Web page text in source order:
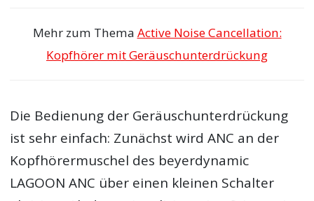
Mehr zum Thema Active Noise Cancellation:
Kopfhörer mit Geräuschunterdrückung
Die Bedienung der Geräuschunterdrückung
ist sehr einfach: Zunächst wird ANC an der
Kopfhörermuschel des beyerdynamic
LAGOON ANC über einen kleinen Schalter